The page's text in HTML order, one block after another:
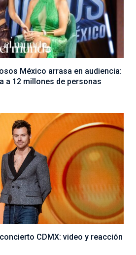
México arrasa en audiencia:
a 12 millones de personas
CDMX: video y reacción